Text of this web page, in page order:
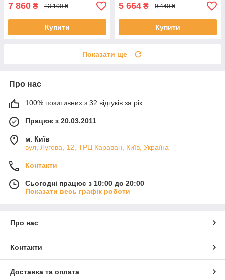
7 860 ₴ 13 100 ₴
Купити
5 664 ₴ 9 440 ₴
Купити
Показати ще
Про нас
100% позитивних з 32 відгуків за рік
Працює з 20.03.2011
м. Київ
вул, Лугова, 12, ТРЦ Караван, Київ, Україна
Контакти
Сьогодні працює з 10:00 до 20:00
Показати весь графік роботи
Про нас
Контакти
Доставка та оплата